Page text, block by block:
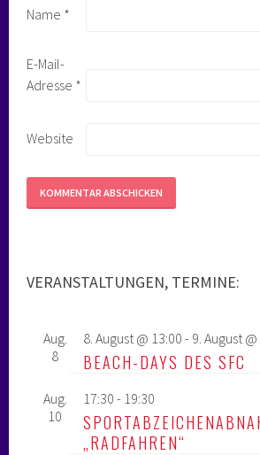
Name *
E-Mail-
Adresse *
Website
VERANSTALTUNGEN, TERMINE:
Aug.
8
8. August @ 13:00 - 9. August
BEACH-DAYS DES SFC
Aug.
10
17:30 - 19:30
„RADFAHREN“